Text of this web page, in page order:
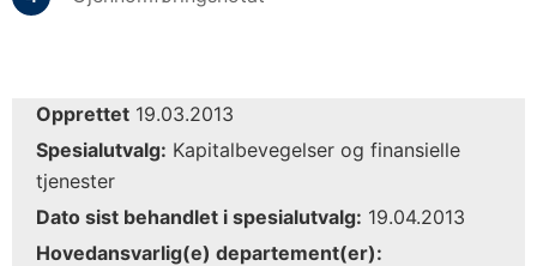
Opprettet 19.03.2013
Spesialutvalg: Kapitalbevegelser og finansielle
tjenester
Dato sist behandlet i spesialutvalg: 19.04.2013
Hovedansvarlig(e) departement(er):